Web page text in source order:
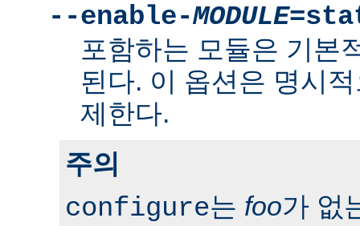
--enable-MODULE
포함하는 모듈은 기본
된다. 이 옵션은 명시
제한다.
주의
configure는 foo가 없